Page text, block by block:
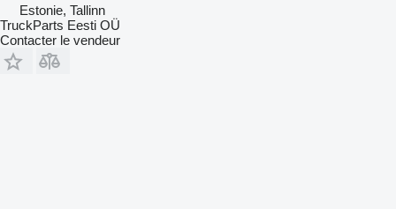
Estonie, Tallinn
TruckParts Eesti OÜ
Contacter le vendeur